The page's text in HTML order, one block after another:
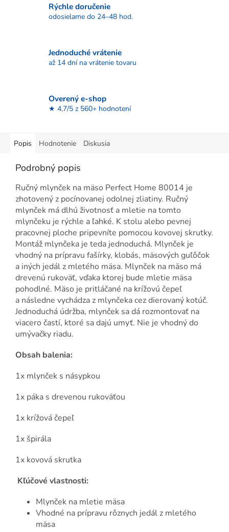
Rýchle doručenie
odosielame do 24–48 hod.
Jednoduché vrátenie
až 14 dní na vrátenie tovaru
Overený e-shop
★ 4,7/5 z 560+ hodnotení
Popis Hodnotenie Diskusia
Podrobný popis
Ručný mlynček na mäso Perfect Home 80014 je
zhotovený z pocínovanej odolnej zliatiny. Ručný
mlynček má dlhú životnosť a mletie na tomto
mlynčeku je rýchle a ľahké. K stolu alebo pevnej
pracovnej ploche pripevníte pomocou kovovej skrutky.
Montáž mlynčeka je teda jednoduchá. Mlynček je
vhodný na prípravu fašírky, klobás, mäsových guľôčok
a iných jedál z mletého mäsa. Mlynček na mäso má
drevenú rukoväť, vďaka ktorej bude mletie mäsa
pohodlné. Mäso je pritláčané na krížovú čepeľ
a následne vychádza z mlynčeka cez dierovaný kotúč.
Jednoduchá údržba, mlynček sa dá rozmontovať na
viacero častí, ktoré sa dajú umyť. Nie je vhodný do
umývačky riadu.
Obsah balenia:
1x mlynček s násypkou
1x páka s drevenou rukoväťou
1x krížová čepeľ
1x špirála
1x kovová skrutka
Kľúčové vlastnosti:
Mlynček na mletie mäsa
Vhodné na prípravu rôznych jedál z mletého
mäsa